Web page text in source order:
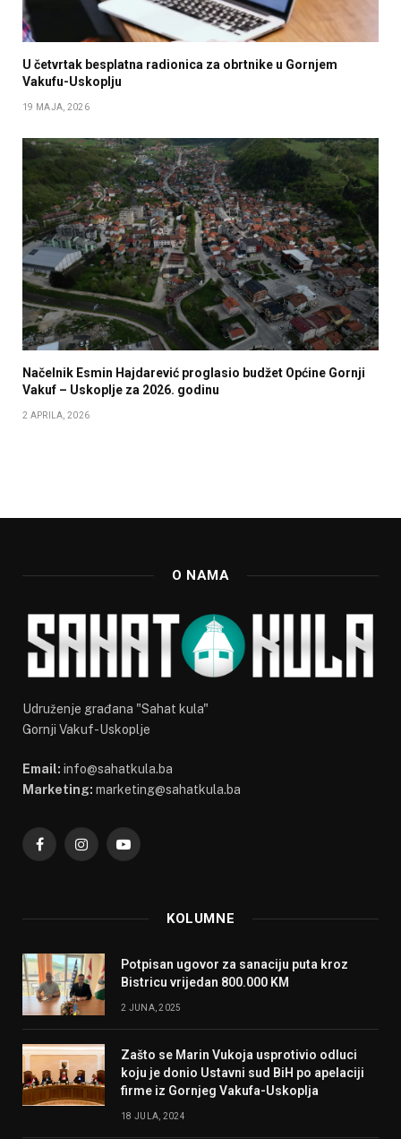
U četvrtak besplatna radionica za obrtnike u Gornjem
Vakufu-Uskoplju
19 MAJA, 2026
Načelnik Esmin Hajdarević proglasio budžet Općine Gornji
Vakuf – Uskoplje za 2026. godinu
2 APRILA, 2026
O NAMA
Udruženje građana "Sahat kula"
Gornji Vakuf-Uskoplje
Email: info@sahatkula.ba
Marketing: marketing@sahatkula.ba
FacebookInstagramYouTube
KOLUMNE
Potpisan ugovor za sanaciju puta kroz
Bistricu vrijedan 800.000 KM
2 JUNA, 2025
Zašto se Marin Vukoja usprotivio odluci
koju je donio Ustavni sud BiH po apelaciji
firme iz Gornjeg Vakufa-Uskoplja
18 JULA, 2024